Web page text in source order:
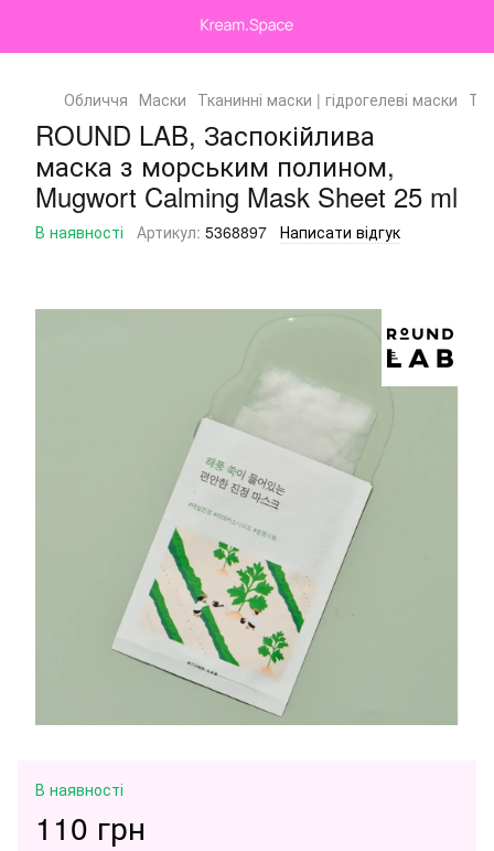
Обличчя Маски Тканинні маски | гідрогелеві маски
ROUND LAB, Заспокійлива
маска з морським полином,
Mugwort Calming Mask Sheet 25 ml
В наявності Артикул: 5368897 Написати відгук
В наявності
110 грн